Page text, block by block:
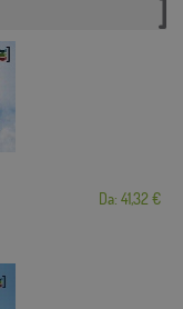
Da: 41,32 €